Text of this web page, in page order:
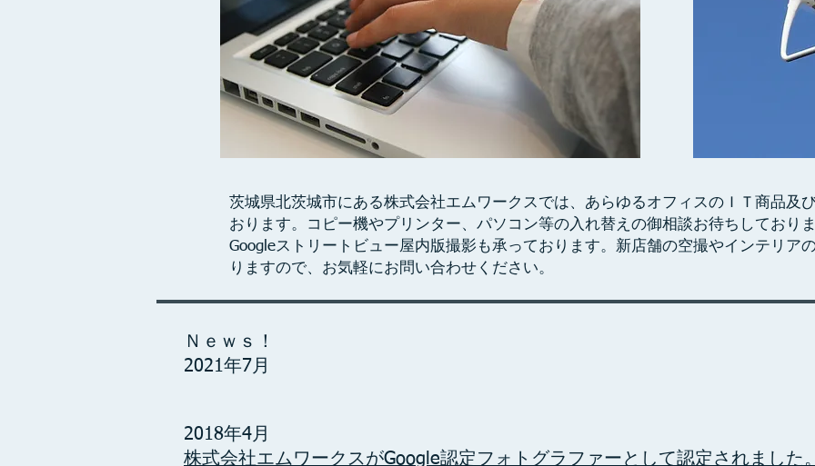
茨城県北茨城市にある株式会社エムワークスでは、あらゆるオフィスのＩＴ商品及
おります。コピー機やプリンター、パソコン等の入れ替えの御相談お待ちしており
Googleストリートビュー屋内版撮影も承っております。新店舗の空撮やインテリア
りますので、お気軽にお問い合わせください。
Ｎｅｗｓ！
2021年7月
2018年4月
株式会社エムワークスがGoogle認定フォトグラファーとして認定されました